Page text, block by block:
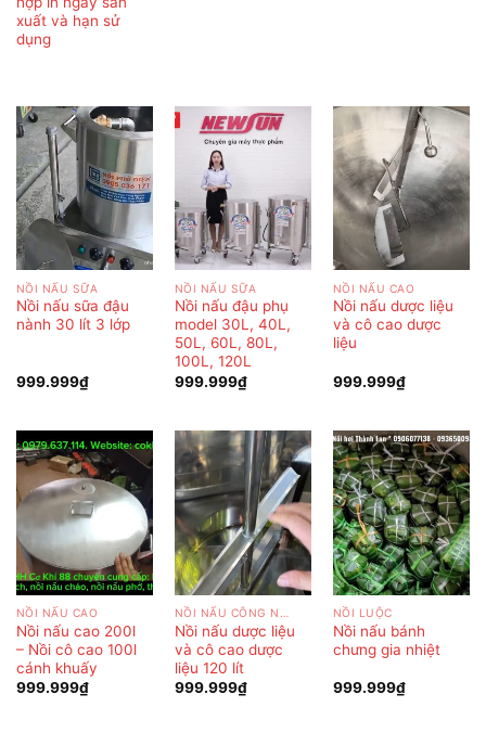
xuất và hạn sử
dụng
NỒI NẤU SỮA
Nồi nấu sữa đậu
nành 30 lít 3 lớp
999.999₫
NỒI NẤU SỮA
Nồi nấu đậu phụ
model 30L, 40L,
50L, 60L, 80L,
100L, 120L
999.999₫
NỒI NẤU CAO
Nồi nấu dược liệu
và cô cao dược
liệu
999.999₫
NỒI NẤU CAO
Nồi nấu cao 200l
– Nồi cô cao 100l
cánh khuấy
999.999₫
Nồi nấu dược liệu
và cô cao dược
liệu 120 lít
999.999₫
NỒI LUỘC
Nồi nấu bánh
chưng gia nhiệt
999.999₫